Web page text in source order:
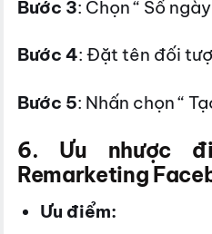
Bước 3: Chọn “ Số
Bước 4: Đặt tên đối
Bước 5: Nhấn chọn “
6. Ưu nhược
Remarketing
Ưu điểm: